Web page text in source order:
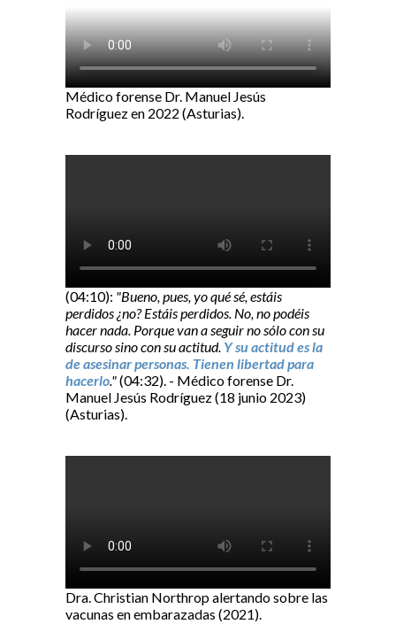
Médico forense Dr. Manuel Jesús
Rodríguez en 2022 (Asturias).
(04:10): "Bueno, pues, yo qué sé, estáis
perdidos ¿no? Estáis perdidos. No, no podéis
hacer nada. Porque van a seguir no sólo con su
discurso sino con su actitud. Y su actitud es la
de asesinar personas. Tienen libertad para
hacerlo."(04:32). - Médico forense Dr.
Manuel Jesús Rodríguez (18 junio 2023)
(Asturias).
Dra. Christian Northrop alertando sobre las
vacunas en embarazadas (2021).